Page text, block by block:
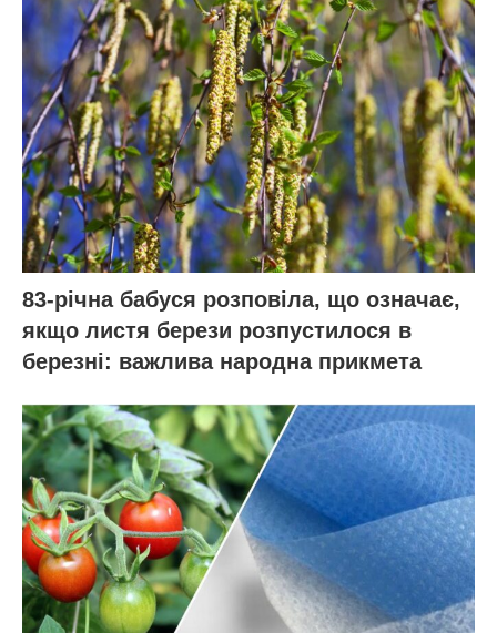
83-річна бабуся розповіла, що означає,
якщо листя берези розпустилося в
березні: важлива народна прикмета